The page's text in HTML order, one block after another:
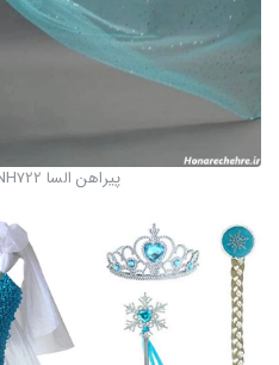
پیراهن السا NH722 | نی نی هانی